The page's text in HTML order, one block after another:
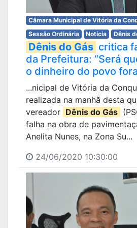
Câmara Municipal de Vitória da
Sessão Ordinária
Notícia Dênis
Dênis do Gás critica
da Prefeitura: “Será
o dinheiro do povo
...nicipal de Vitória da
realizada na manhã desta
vereador Dênis do Gás
falha na obra de
Anelita Nunes, na Zona Su...
24/06/2020 10:30:00